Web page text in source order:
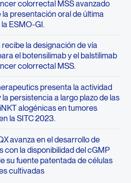
colorrectal MSS avanzado
presentación oral de última
ESMO-GI.
la designación de vía
el botensilimab y el balstilimab
colorrectal MSS.
presenta la actividad
la persistencia a largo plazo de las
alogénicas en tumores
la SITC 2023.
avanza en el desarrollo de
con la disponibilidad del cGMP
su fuente patentada de células
cultivadas